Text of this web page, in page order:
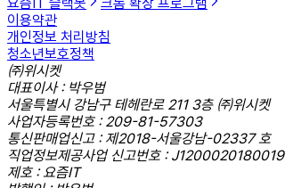
이용약관
개인정보 처리방침
청소년보호정책
㈜위시켓
대표이사 : 박우범
서울특별시 강남구 테헤란로 211 3층 ㈜위시켓
사업자등록번호 : 209-81-57303
통신판매업신고 : 제2018-서울강남-02337 호
직업정보제공사업 신고번호 : J1200020180019
제호 : 요즘IT